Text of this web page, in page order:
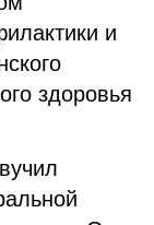
и
здоровья